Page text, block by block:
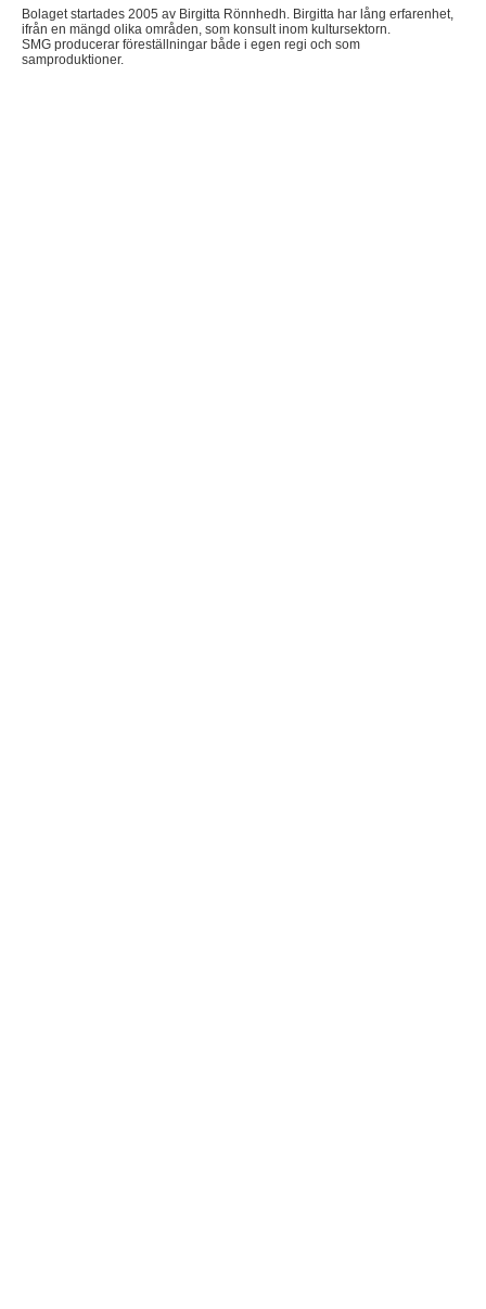
Bolaget startades 2005 av Birgitta Rönnhedh. Birgitta har lång erfarenhet,
ifrån en mängd olika områden, som konsult inom kultursektorn.
SMG producerar föreställningar både i egen regi och som
samproduktioner.